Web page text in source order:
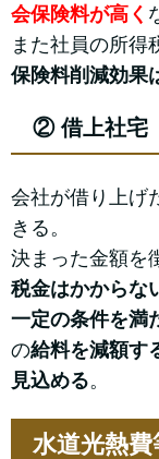
会保険料が高く
また社員の所得
保険料削減効果
② 借上社宅
会社が借り上げ
きる。
決まった金額を
税金はかからな
一定の条件を満
の給料を減額す
見込める。
水道光熱